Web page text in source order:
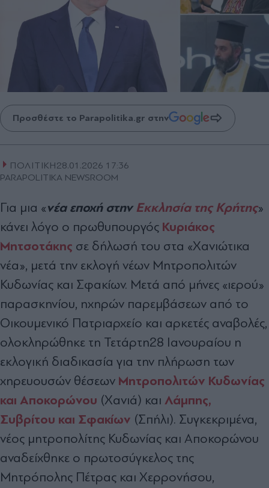
Προσθέστε το Parapolitika.gr στην
ΠΟΛΙΤΙΚΗ28.01.2026 17:36
PARAPOLITIKA NEWSROOM
Για μια «νέα εποχή στην Εκκλησία της Κρήτης»
κάνει λόγο ο πρωθυπουργός Κυριάκος
Μητσοτάκης σε δήλωσή του στα «Χανιώτικα
νέα», μετά την εκλογή νέων Μητροπολιτών
Κυδωνίας και Σφακίων. Μετά από μήνες «ιερού»
παρασκηνίου, ηχηρών παρεμβάσεων από το
Οικουμενικό Πατριαρχείο και αρκετές αναβολές,
ολοκληρώθηκε τη Τετάρτη28 Ιανουραίου η
εκλογική διαδικασία για την πλήρωση των
χηρευουσών θέσεων Μητροπολιτών Κυδωνίας
και Αποκορώνου (Χανιά) και Λάμπης,
Συβρίτου και Σφακίων (Σπήλι). Συγκεκριμένα,
νέος μητροπολίτης Κυδωνίας και Αποκορώνου
αναδείχθηκε ο πρωτοσύγκελος της
Μητρόπολης Πέτρας και Χερρονήσου,